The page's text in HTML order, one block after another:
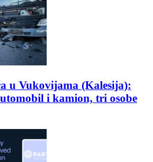
u Vukovijama (Kalesija):
i kamion, tri osobe